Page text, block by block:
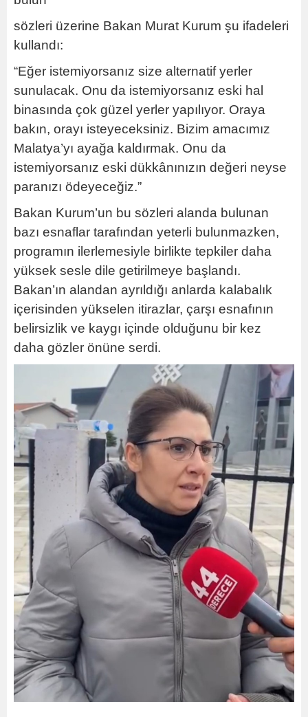
sözleri üzerine Bakan Murat Kurum şu ifadeleri
kullandı:
“Eğer istemiyorsanız size alternatif yerler
sunulacak. Onu da istemiyorsanız eski hal
binasında çok güzel yerler yapılıyor. Oraya
bakın, orayı isteyeceksiniz. Bizim amacımız
Malatya’yı ayağa kaldırmak. Onu da
istemiyorsanız eski dükkânınızın değeri neyse
paranızı ödeyeceğiz.”
Bakan Kurum’un bu sözleri alanda bulunan
bazı esnaflar tarafından yeterli bulunmazken,
programın ilerlemesiyle birlikte tepkiler daha
yüksek sesle dile getirilmeye başlandı.
Bakan’ın alandan ayrıldığı anlarda kalabalık
içerisinden yükselen itirazlar, çarşı esnafının
belirsizlik ve kaygı içinde olduğunu bir kez
daha gözler önüne serdi.